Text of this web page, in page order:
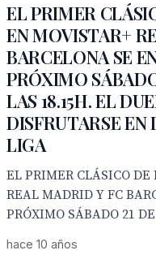
EL PRIMER
EN MOVISTAR+
BARCELONA SE
PRÓXIMO
LAS 18.15H. EL
DISFRUTARSE
LIGA
EL PRIMER CLÁSICO
REAL MADRID Y FC
PRÓXIMO SÁBADO 21
hace 10 años